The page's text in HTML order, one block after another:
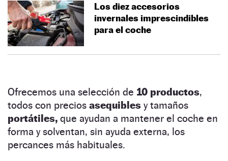
Los diez accesorios
invernales imprescindibles
para el coche
Ofrecemos una selección de 10 productos,
todos con precios asequibles y tamaños
portátiles, que ayudan a mantener el coche en
forma y solventan, sin ayuda externa, los
percances más habituales.